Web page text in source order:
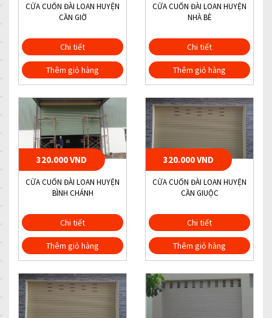
CỬA CUỐN ĐÀI LOAN HUYỆN
CẦN GIỜ
Chi tiết
Thêm giỏ hàng
CỬA CUỐN ĐÀI LOAN HUYỆN
NHÀ BÈ
Chi tiết
Thêm giỏ hàng
320.000 VND
CỬA CUỐN ĐÀI LOAN HUYỆN
BÌNH CHÁNH
Chi tiết
Thêm giỏ hàng
320.000 VND
CỬA CUỐN ĐÀI LOAN HUYỆN
CẦN GIUỘC
Chi tiết
Thêm giỏ hàng